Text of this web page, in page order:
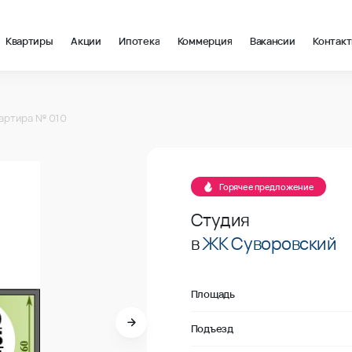
Квартиры Акции Ипотека Коммерция Вакансии
№ 010
Горячее предложение
Студия
вЖК Суворовский
Площадь
Подъезд